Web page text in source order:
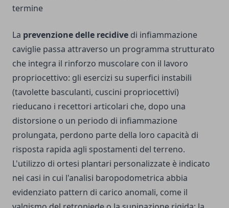
termine
La prevenzione delle recidive di infiammazione
caviglie passa attraverso un programma strutturato
che integra il rinforzo muscolare con il lavoro
propriocettivo: gli esercizi su superfici instabili
(tavolette basculanti, cuscini propriocettivi)
rieducano i recettori articolari che, dopo una
distorsione o un periodo di infiammazione
prolungata, perdono parte della loro capacità di
risposta rapida agli spostamenti del terreno.
L'utilizzo di ortesi plantari personalizzate è indicato
nei casi in cui l'analisi baropodometrica abbia
evidenziato pattern di carico anomali, come il